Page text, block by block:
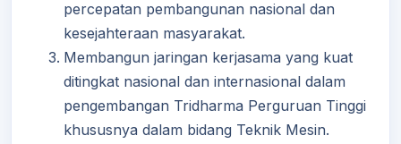
percepatan pembangunan nasional dan
kesejahteraan masyarakat.
Membangun jaringan kerjasama yang kuat
ditingkat nasional dan internasional dalam
pengembangan Tridharma Perguruan Tinggi
khususnya dalam bidang Teknik Mesin.